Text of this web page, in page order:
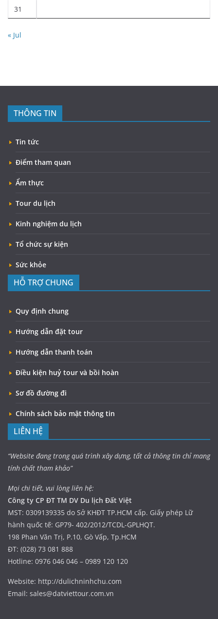
31
« Jul
THÔNG TIN
Tin tức
Điểm tham quan
Ẩm thực
Tour du lịch
Kinh nghiệm du lịch
Tổ chức sự kiện
Sức khỏe
HỖ TRỢ CHUNG
Quy định chung
Hướng dẫn đặt tour
Hướng dẫn thanh toán
Điều kiện huỷ tour và bồi hoàn
Sơ đồ đường đi
Chính sách bảo mật thông tin
LIÊN HỆ
“Website đang trong quá trình xây dựng, tất cả thông tin chỉ mang
tính chất tham khảo”
Mọi chi tiết, vui lòng liên hệ:
Công ty CP ĐT TM DV Du lịch Đất Việt
MST: 0309139335 do Sở KHĐT TP.HCM cấp. Giấy phép Lữ
hành quốc tế: GP79- 402/2012/TCDL-GPLHQT.
198 Phan Văn Trị, P.10, Gò Vấp, Tp.HCM
ĐT: (028) 73 081 888
Hotline: 0976 046 046 – 0989 120 120
Website: http://dulichninhchu.com
Email: sales@datviettour.com.vn